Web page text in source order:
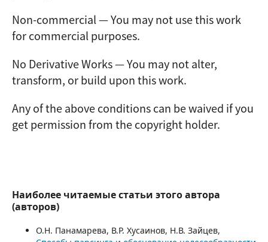
Non-commercial — You may not use this work
for commercial purposes.
No Derivative Works — You may not alter,
transform, or build upon this work.
Any of the above conditions can be waived if you
get permission from the copyright holder.
Наиболее читаемые статьи этого автора
(авторов)
О.Н. Панамарева, В.Р. Хусаинов, Н.В. Зайцев,